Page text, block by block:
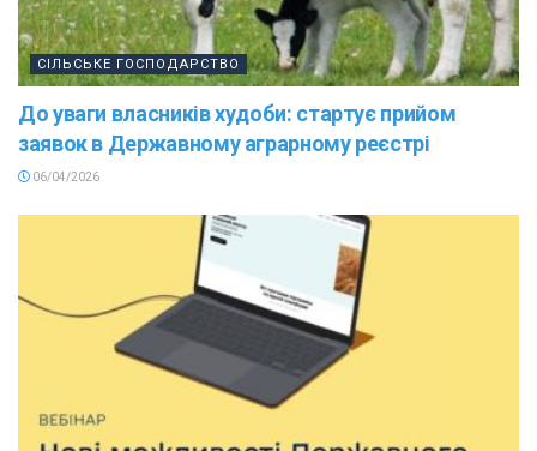
СІЛЬСЬКЕ ГОСПОДАРСТВО
До уваги власників худоби: стартує прийом
заявок в Державному аграрному реєстрі
06/04/2026